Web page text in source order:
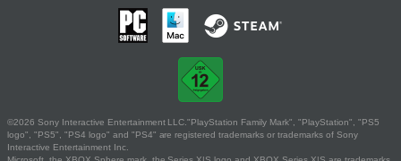
©2026 Sony Interactive Entertainment LLC."PlayStation Family Mark", "PlayStation", "PS5
logo", "PS5", "PS4 logo" and "PS4" are registered trademarks or trademarks of Sony
Interactive Entertainment Inc.